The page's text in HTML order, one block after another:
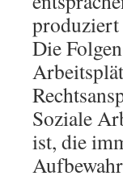
Die
Soziale
ist, die